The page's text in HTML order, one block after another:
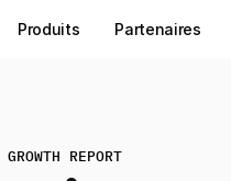
REPORT
Produits Partenaires